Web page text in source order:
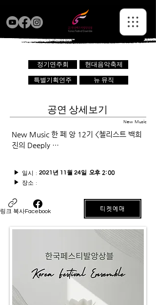
정기연주회 현대음악축제
특별기획연주 뉴 뮤직
공연 상세보기
New Music
New Music 한 페 앙 12기 <첼리스트 백희
진의 Deeply …
2021년 11월 24일
일시 :
▶ 오후 2:00
▶ 장소 :
링크 복사Facebook 티켓예매